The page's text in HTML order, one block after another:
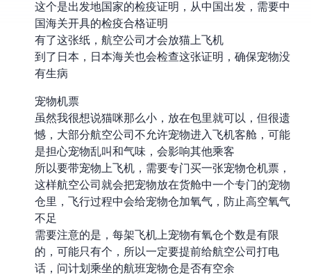
这个是出发地国家的检疫证明，从中国出发，需要中
国海关开具的检疫合格证明
有了这张纸，航空公司才会放猫上飞机
到了日本，日本海关也会检查这张证明，确保宠物没
有生病
宠物机票
虽然我很想说猫咪那么小，放在包里就可以，但很遗
憾，大部分航空公司不允许宠物进入飞机客舱，可能
是担心宠物乱叫和气味，会影响其他乘客
所以要带宠物上飞机，需要专门买一张宠物仓机票，
这样航空公司就会把宠物放在货舱中一个专门的宠物
仓里，飞行过程中会给宠物仓加氧气，防止高空氧气
不足
需要注意的是，每架飞机上宠物有氧仓个数是有限
的，可能只有 2-4 个，所以一定要提前给航空公司打电
话，问计划乘坐的航班宠物仓是否有空余